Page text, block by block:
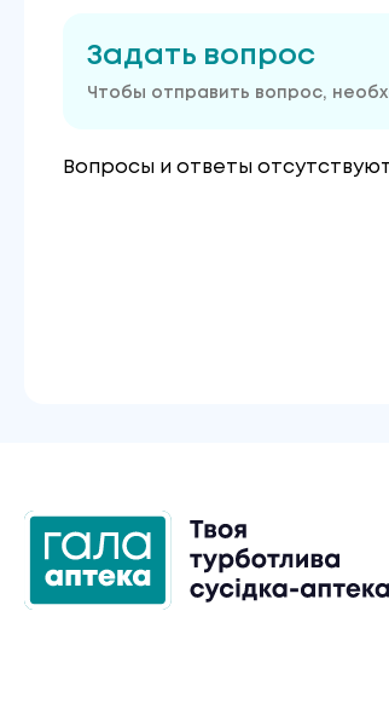
Задать вопрос
Чтобы отправить вопрос,
Вопросы и ответы